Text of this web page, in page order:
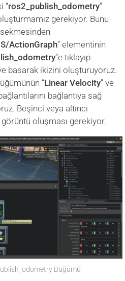
“ros2_publish_odometry”
gerekiyor. Bunu
ActionGraph” elementinin
“e tıklayıp
basarak ikizini oluşturuyoruz.
“Linear Velocity” ve
bağlantıya sağ
Beşinci veya altıncı
oluşması gerekiyor.
Düğümü